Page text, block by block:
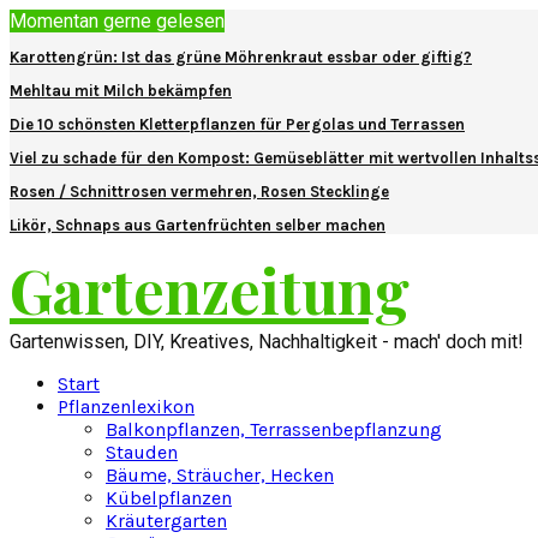
Momentan gerne gelesen
Karottengrün: Ist das grüne Möhrenkraut essbar oder giftig?
Mehltau mit Milch bekämpfen
Die 10 schönsten Kletterpflanzen für Pergolas und Terrassen
Viel zu schade für den Kompost: Gemüseblätter mit wertvollen
Rosen / Schnittrosen vermehren, Rosen Stecklinge
Likör, Schnaps aus Gartenfrüchten selber machen
Gartenzeitung
Gartenwissen, DIY, Kreatives, Nachhaltigkeit - mach' doch mit!
Start
Pflanzenlexikon
Balkonpflanzen, Terrassenbepflanzung
Stauden
Bäume, Sträucher, Hecken
Kübelpflanzen
Kräutergarten